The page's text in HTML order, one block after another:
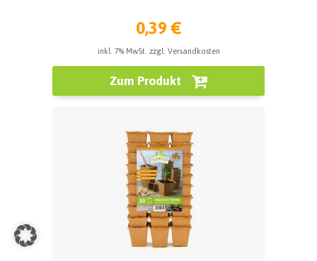
0,39 €
inkl. 7% MwSt. zzgl. Versandkosten
Zum Produkt